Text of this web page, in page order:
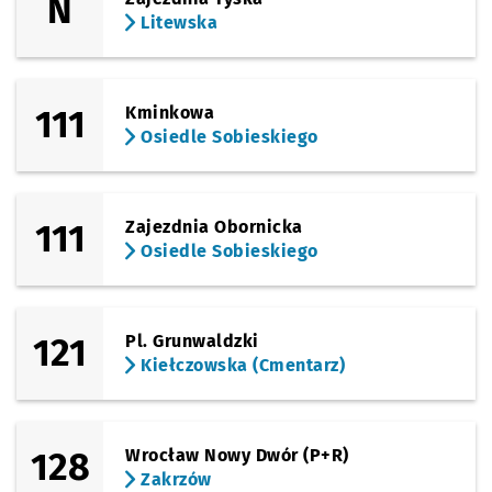
N
Litewska
111
Kminkowa
Osiedle Sobieskiego
111
Zajezdnia Obornicka
Osiedle Sobieskiego
121
Pl. Grunwaldzki
Kiełczowska (Cmentarz)
128
Wrocław Nowy Dwór (P+R)
Zakrzów